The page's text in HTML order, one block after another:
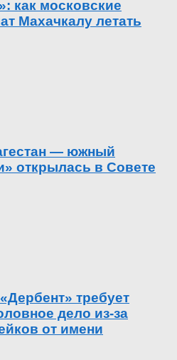
как московские
Махачкалу летать
— южный
открылась в Совете
требует
дело из-за
от имени